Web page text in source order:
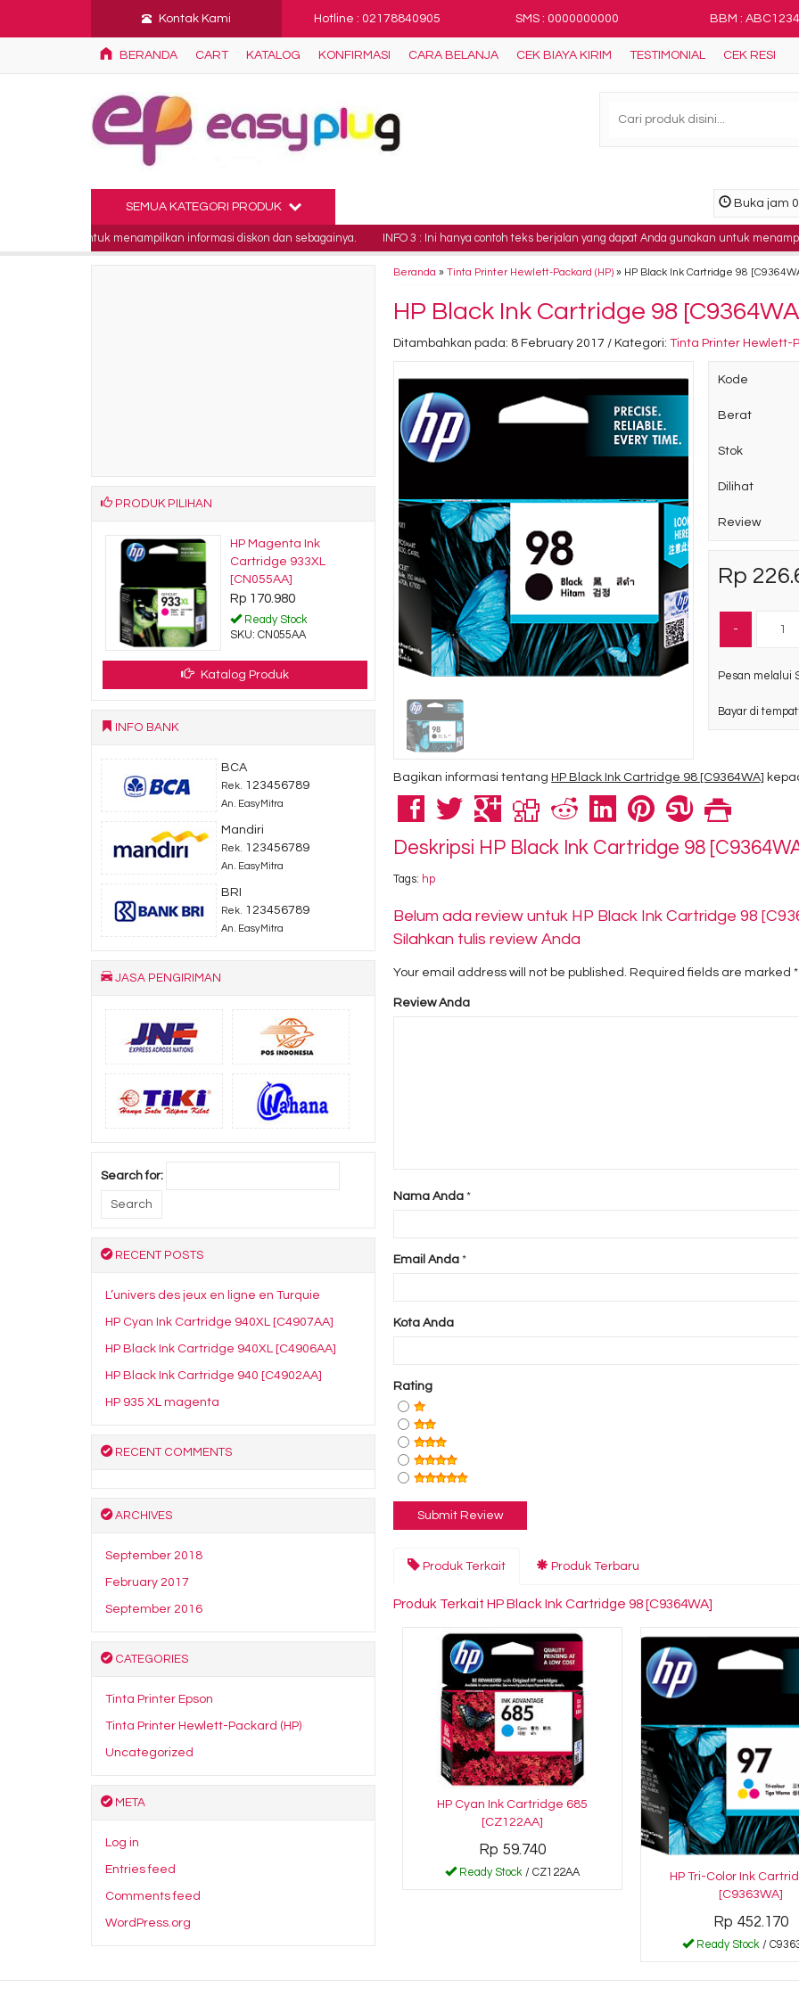
Kontak Kami Hotline : 02178840905 SMS : 0000000000 BBM :
BERANDA CART KATALOG KONFIRMASI CARA BELANJA CEK BIAYA KIRIM TESTIMONIAL CEK RESI
Buka jam
SEMUA KATEGORI PRODUK
untuk menampilkan informasi diskon dan sebagainya. INFO 3 : Ini hanya contoh teks berjalan yang dapat Anda gunakan untuk menampilkan
Beranda »Tinta Printer Hewlett-Packard (HP) » HP Black Ink Cartridge 98
HP Black Ink Cartridge 98
Ditambahkan pada: 8 February 2017 / Kategori:Tinta Printer Hewlett-
Kode
Berat
Stok
Dilihat
Review
Rp
-
Pesan melalui
Bayar di
Bagikan informasi tentangHP Black Ink Cartridge 98 [C9364WA]
Deskripsi HP Black Ink Cartridge 98
Tags: hp
Belum ada review untuk HP Black Ink Cartridge 98
Silahkan tulis review Anda
Your email address will not be published. Required fields are marked*
Review Anda
Nama Anda *
Email Anda *
Kota Anda
Rating
Produk Terkait Produk Terbaru
Produk Terkait HP Black Ink Cartridge 98 [C9364WA]
HP Cyan Ink Cartridge 685
[CZ122AA]
Rp 59.740
Ready Stock / CZ122AA
HP Tri-Color Ink
[C9363WA]
Rp 452.170
Ready Stock /
PRODUK PILIHAN
HP Magenta Ink
Cartridge 933XL
[CN055AA]
Rp 170.980
Ready Stock
SKU: CN055AA
HP 27 Black Original
Ink Cartridge
C8727AA
Rp 246.170
Ready Stock
SKU: C8727AA
Katalog Produk
INFO BANK
BCA
Rek. 123456789
An. EasyMitra
Mandiri
Rek. 123456789
An. EasyMitra
BRI
Rek. 123456789
An. EasyMitra
JASA PENGIRIMAN
Search for:
RECENT POSTS
L’univers des jeux en ligne en Turquie
HP Cyan Ink Cartridge 940XL [C4907AA]
HP Black Ink Cartridge 940XL [C4906AA]
HP Black Ink Cartridge 940 [C4902AA]
HP 935 XL magenta
RECENT COMMENTS
ARCHIVES
September 2018
February 2017
September 2016
CATEGORIES
Tinta Printer Epson
Tinta Printer Hewlett-Packard (HP)
Uncategorized
META
Log in
Entries feed
Comments feed
WordPress.org